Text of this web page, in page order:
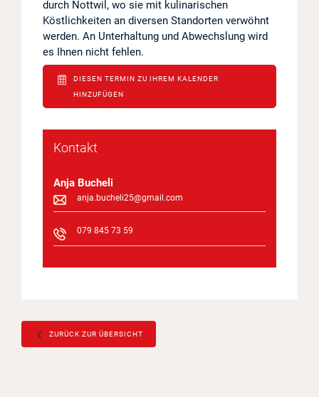
durch Nottwil, wo sie mit kulinarischen
Köstlichkeiten an diversen Standorten verwöhnt
werden. An Unterhaltung und Abwechslung wird
es Ihnen nicht fehlen.
DIESEN TERMIN ZU IHREM KALENDER
HINZUFÜGEN
Kontakt
Anja Bucheli
anja.bucheli25@gmail.com
079 845 73 59
ZURÜCK ZUR ÜBERSICHT